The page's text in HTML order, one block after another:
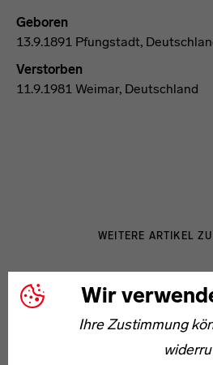
Wir
Ihre Zustimmung
Geboren
13.9.1891 Pfungstadt,
Verstorben
11.9.1981 Weimar, Deutschland
WEITERE ARTIKEL
Ettore Burzi
* 1908